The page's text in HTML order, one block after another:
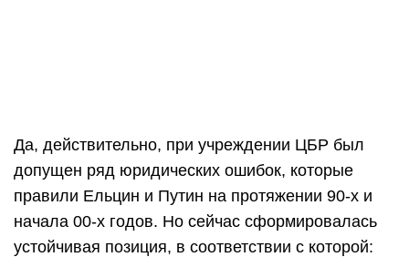
Да, действительно, при учреждении ЦБР был
допущен ряд юридических ошибок, которые
правили Ельцин и Путин на протяжении 90-х и
начала 00-х годов. Но сейчас сформировалась
устойчивая позиция, в соответствии с которой: